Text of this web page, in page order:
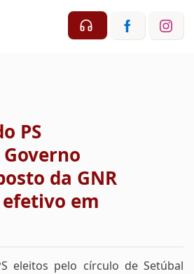
PS
da GNR
em
eleitos pelo círculo de Setúbal